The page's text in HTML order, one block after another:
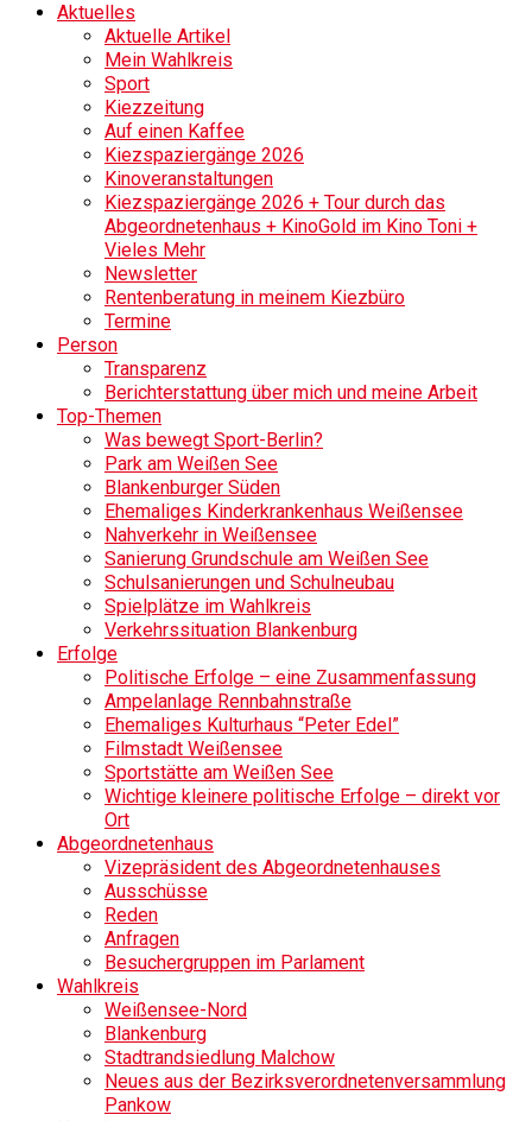
Aktuelles
Aktuelle Artikel
Mein Wahlkreis
Sport
Kiezzeitung
Auf einen Kaffee
Kiezspaziergänge 2026
Kinoveranstaltungen
Kiezspaziergänge 2026 + Tour durch das
Abgeordnetenhaus + KinoGold im Kino Toni +
Vieles Mehr
Newsletter
Rentenberatung in meinem Kiezbüro
Termine
Person
Transparenz
Berichterstattung über mich und meine Arbeit
Top-Themen
Was bewegt Sport-Berlin?
Park am Weißen See
Blankenburger Süden
Ehemaliges Kinderkrankenhaus Weißensee
Nahverkehr in Weißensee
Sanierung Grundschule am Weißen See
Schulsanierungen und Schulneubau
Spielplätze im Wahlkreis
Verkehrssituation Blankenburg
Erfolge
Politische Erfolge – eine Zusammenfassung
Ampelanlage Rennbahnstraße
Ehemaliges Kulturhaus “Peter Edel”
Filmstadt Weißensee
Sportstätte am Weißen See
Wichtige kleinere politische Erfolge – direkt vor
Ort
Abgeordnetenhaus
Vizepräsident des Abgeordnetenhauses
Ausschüsse
Reden
Anfragen
Besuchergruppen im Parlament
Wahlkreis
Weißensee-Nord
Blankenburg
Stadtrandsiedlung Malchow
Neues aus der Bezirksverordnetenversammlung
Pankow